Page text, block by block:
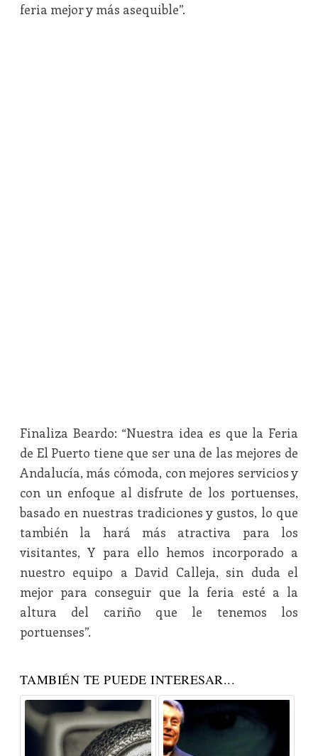
feria mejor y más asequible”.
Finaliza Beardo: “Nuestra idea es que la Feria
de El Puerto tiene que ser una de las mejores de
Andalucía, más cómoda, con mejores servicios y
con un enfoque al disfrute de los portuenses,
basado en nuestras tradiciones y gustos, lo que
también la hará más atractiva para los
visitantes, Y para ello hemos incorporado a
nuestro equipo a David Calleja, sin duda el
mejor para conseguir que la feria esté a la
altura del cariño que le tenemos los
portuenses”.
TAMBIÉN TE PUEDE INTERESAR...